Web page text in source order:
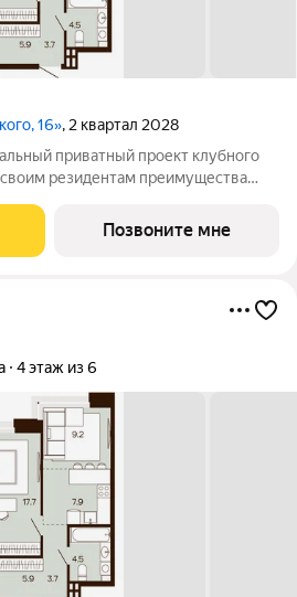
16», 2 квартал 2028
резидентам преимущества
среди людей и
месте,
Позвоните мне
4 этаж из 6